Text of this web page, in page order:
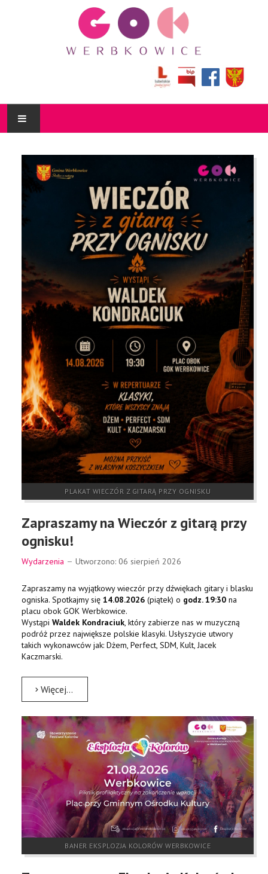
KULTURALNIK
O NAS
DZIAŁALNOŚĆ
BIBLIOTEKA
KONTAKT
RODO
ZAPYTANIA OFERTOWE
PLAKAT WIECZÓR Z GITARĄ PRZY OGNISKU
Zapraszamy na Wieczór z gitarą przy
ognisku!
Wydarzenia Utworzono: 06 sierpień 2026
Zapraszamy na wyjątkowy wieczór przy dźwiękach gitary i blasku
ogniska. Spotkajmy się 14.08.2026 (piątek) o godz. 19:30 na
placu obok GOK Werbkowice.
Wystąpi Waldek Kondraciuk, który zabierze nas w muzyczną
podróż przez największe polskie klasyki. Usłyszycie utwory
takich wykonawców jak: Dżem, Perfect, SDM, Kult, Jacek
Kaczmarski.
Więcej…
BANER EKSPLOZJA KOLORÓW WERBKOWICE